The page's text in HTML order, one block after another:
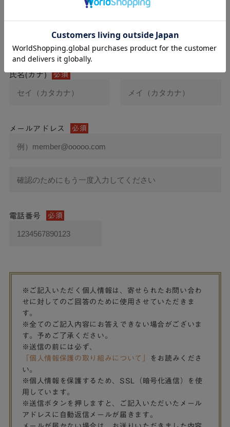
氏名 必須
氏名(カナ) 必須
メールアドレス 必須
電話番号 必須
※ご記入いただく個人情報は、寄せられたお問い合わ
せに対してのご回答のために使用させていただきま
す。
※全てのご記入内容にお答えできない場合がございま
す。予めご了承ください。
※送信の前には必ず、
「個人情報保護の取り組みについて」
をお読みくださ
い。
※個人情報を保護するため、SSL（暗号化通信）を使
用しています。
※送信ボタンを押しますと、ご記入いただいたメール
アドレスに自動返信メールが届きます。